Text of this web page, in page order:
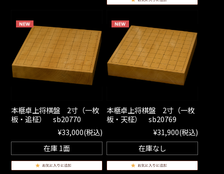
本榧卓上将棋盤 2寸（一枚
板・追柾） sb20770
¥33,000(税込)
在庫 1面
本榧卓上将棋盤 2寸（一枚
板・天柾） sb20769
¥31,900(税込)
在庫なし